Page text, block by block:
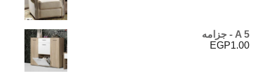
A 5 - جزامه
EGP1.00